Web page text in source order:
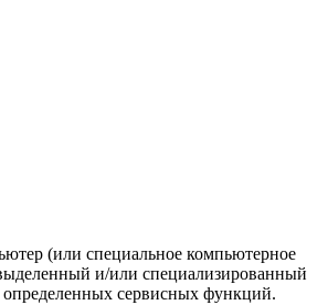
(или специальное компьютерное
и/или специализированный
сервисных функций.